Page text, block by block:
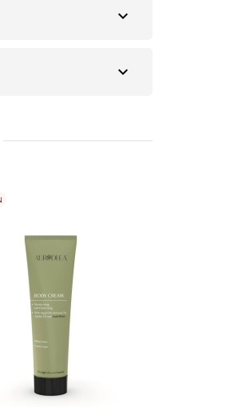
expand_more
expand_more